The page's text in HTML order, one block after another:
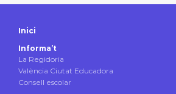
Inici
Informa’t
La Regidoria
València Ciutat Educadora
Consell escolar